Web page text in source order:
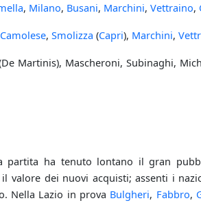
, Milano, Busani, Marchini, Vettraino,
Camolese, Smolizza (Capri), Marchini,
Martinis), Mascheroni, Subinaghi,
partita ha tenuto lontano il gran
valore dei nuovi acquisti; assenti i
Nella Lazio in prova Bulgheri, Fabbro,